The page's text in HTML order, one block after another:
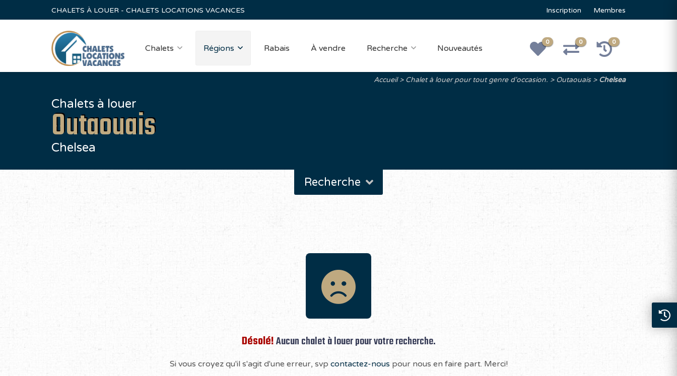
CHALETS À LOUER - CHALETS LOCATIONS VACANCES Inscription Membres
Chalets Régions Rabais À vendre Recherche Nouveautés
0 0 0
Accueil Chalet à louer pour tout genre d'occasion. Outaouais Chelsea
Chalets à louer
Outaouais
Chelsea
Recherche
Désolé!Aucun chalet à louer pour votre recherche.
Si vous croyez qu'il s'agit d'une erreur, svp contactez-nous pour nous en faire part. Merci!